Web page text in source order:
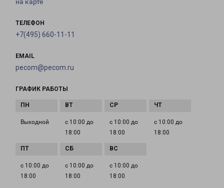
на карте
ТЕЛЕФОН
+7(495) 660-11-11
EMAIL
pecom@pecom.ru
ГРАФИК РАБОТЫ
Выходной
с 10:00 до
18:00
с 10:00 до
18:00
с 10:00 до
18:00
с 10:00 до
18:00
с 10:00 до
18:00
с 10:00 до
18:00